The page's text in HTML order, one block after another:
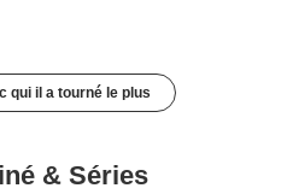
qui il a tourné le plus
& Séries